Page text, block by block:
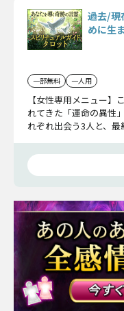
過去/現
めに生
一部無料 一人用
【女性専用メニュー】
れてきた「運命の異性
れぞれ出会う3人と、